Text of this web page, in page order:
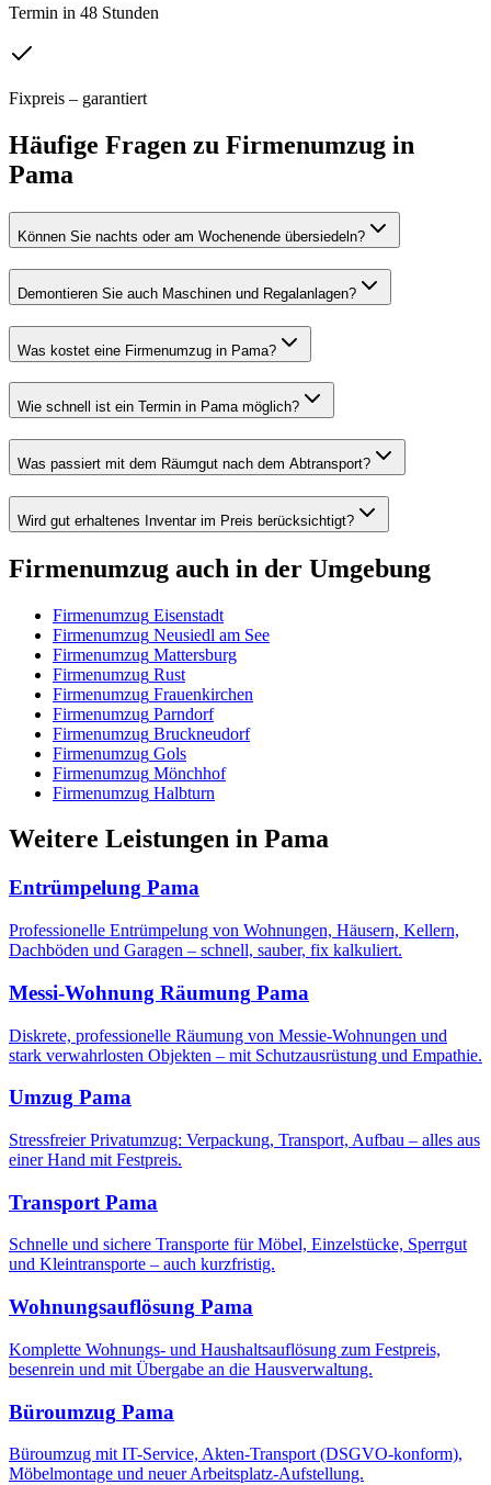
Termin in 48 Stunden
Fixpreis – garantiert
Häufige Fragen zu Firmenumzug in
Pama
Können Sie nachts oder am Wochenende übersiedeln?
Demontieren Sie auch Maschinen und Regalanlagen?
Was kostet eine Firmenumzug in Pama?
Wie schnell ist ein Termin in Pama möglich?
Was passiert mit dem Räumgut nach dem Abtransport?
Wird gut erhaltenes Inventar im Preis berücksichtigt?
Firmenumzug auch in der Umgebung
Firmenumzug Eisenstadt
Firmenumzug Neusiedl am See
Firmenumzug Mattersburg
Firmenumzug Rust
Firmenumzug Frauenkirchen
Firmenumzug Parndorf
Firmenumzug Bruckneudorf
Firmenumzug Gols
Firmenumzug Mönchhof
Firmenumzug Halbturn
Weitere Leistungen in Pama
Entrümpelung Pama
Professionelle Entrümpelung von Wohnungen, Häusern, Kellern,
Dachböden und Garagen – schnell, sauber, fix kalkuliert.
Messi-Wohnung Räumung Pama
Diskrete, professionelle Räumung von Messie-Wohnungen und
stark verwahrlosten Objekten – mit Schutzausrüstung und Empathie.
Umzug Pama
Stressfreier Privatumzug: Verpackung, Transport, Aufbau – alles aus
einer Hand mit Festpreis.
Transport Pama
Schnelle und sichere Transporte für Möbel, Einzelstücke, Sperrgut
und Kleintransporte – auch kurzfristig.
Wohnungsauflösung Pama
Komplette Wohnungs- und Haushaltsauflösung zum Festpreis,
besenrein und mit Übergabe an die Hausverwaltung.
Büroumzug Pama
Büroumzug mit IT-Service, Akten-Transport (DSGVO-konform),
Möbelmontage und neuer Arbeitsplatz-Aufstellung.